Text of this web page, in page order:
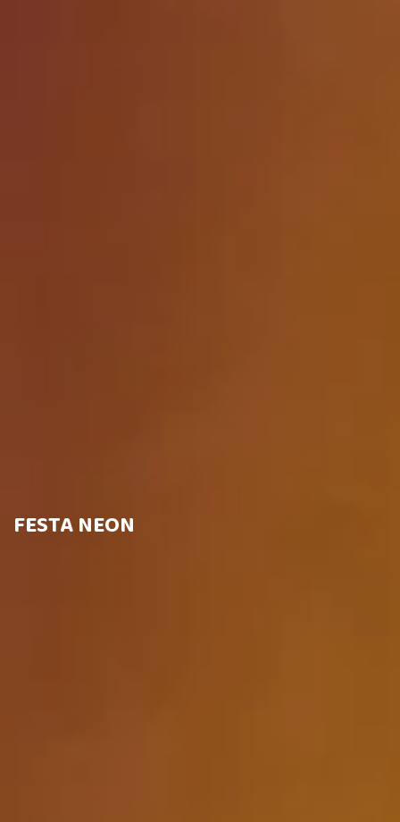
FESTA NEON